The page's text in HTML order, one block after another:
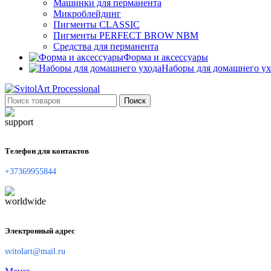
Машинки для перманента
Микроблейдинг
Пигменты CLASSIC
Пигменты PERFECT BROW NBM
Средства для перманента
Форма и аксессуары
Наборы для домашнего
Поиск
Телефон для контактов
+37369955844
Электронный адрес
svitolart@mail.ru